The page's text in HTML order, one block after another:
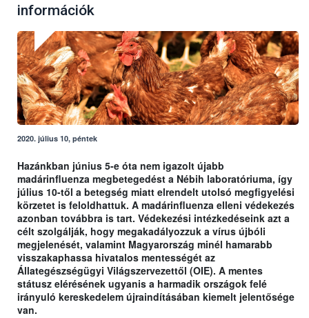
információk
2020. július 10, péntek
Hazánkban június 5-e óta nem igazolt újabb
madárinfluenza megbetegedést a Nébih laboratóriuma, így
július 10-től a betegség miatt elrendelt utolsó megfigyelési
körzetet is feloldhattuk. A madárinfluenza elleni védekezés
azonban továbbra is tart. Védekezési intézkedéseink azt a
célt szolgálják, hogy megakadályozzuk a vírus újbóli
megjelenését, valamint Magyarország minél hamarabb
visszakaphassa hivatalos mentességét az
Állategészségügyi Világszervezettől (OIE). A mentes
státusz elérésének ugyanis a harmadik országok felé
irányuló kereskedelem újraindításában kiemelt jelentősége
van.